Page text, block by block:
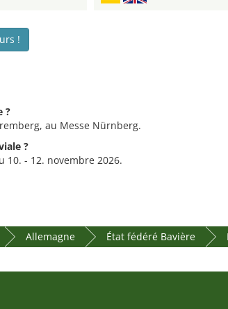
!
?
au Messe Nürnberg.
?
10. - 12. novembre 2026.
Allemagne État fédéré Bavière